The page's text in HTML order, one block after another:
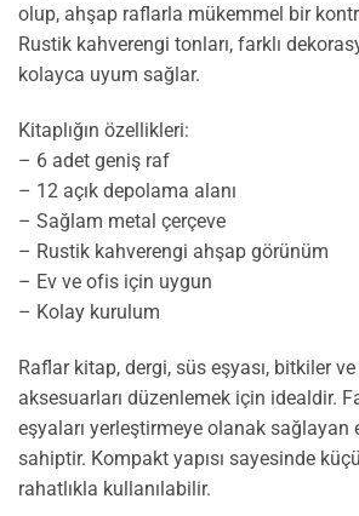
olup, ahşap raflarla mükemmel bir
Rustik kahverengi tonları, farklı
kolayca uyum sağlar.
Kitaplığın özellikleri:
– 6 adet geniş raf
– 12 açık depolama alanı
– Sağlam metal çerçeve
– Rustik kahverengi ahşap görünüm
– Ev ve ofis için uygun
– Kolay kurulum
Raflar kitap, dergi, süs eşyası, bitkiler
aksesuarları düzenlemek için idealdir.
eşyaları yerleştirmeye olanak sağlayan
sahiptir. Kompakt yapısı sayesinde
rahatlıkla kullanılabilir.